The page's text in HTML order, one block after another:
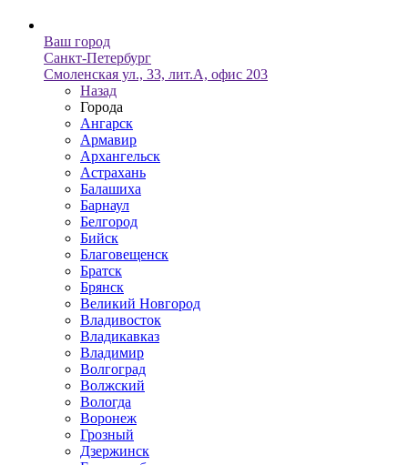
Ваш город
Санкт-Петербург
Смоленская ул., 33, лит.А, офис 203
Назад
Города
Ангарск
Армавир
Архангельск
Астрахань
Балашиха
Барнаул
Белгород
Бийск
Благовещенск
Братск
Брянск
Великий Новгород
Владивосток
Владикавказ
Владимир
Волгоград
Волжский
Вологда
Воронеж
Грозный
Дзержинск